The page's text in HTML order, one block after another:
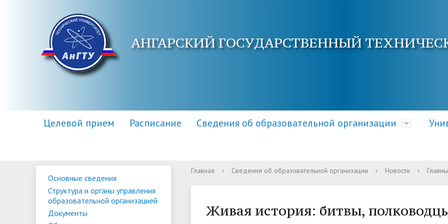
АНГАРСКИЙ ГОСУДАРСТВЕННЫЙ
Целевой прием Расписание Сведения об образовательной организации
Основные сведения
Структура и органы управления
Документы
требования
Контакты Адреса электронной почты Кафедры АнГТУ
Научная библиотека
Центр повышения квалификации
Приемная комиссия Информация о приеме Документы и справки
Для поступающих инвалидов
Правила и условия приема
Основные сведения
Структура и органы управления
образовательной организацией
Документы
Главная › Сведения об образовательной организации › Новости ›
Живая история: битвы,